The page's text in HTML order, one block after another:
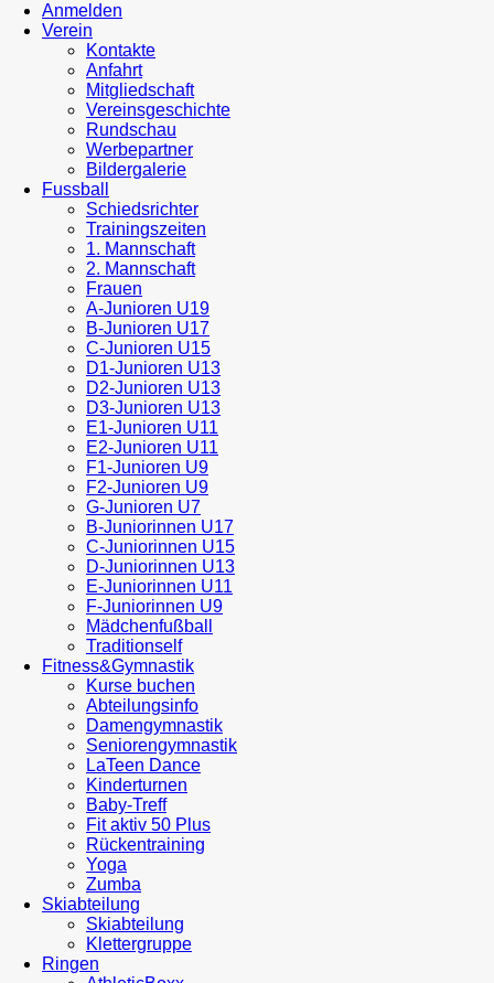
Anmelden
Verein
Kontakte
Anfahrt
Mitgliedschaft
Vereinsgeschichte
Rundschau
Werbepartner
Bildergalerie
Fussball
Schiedsrichter
Trainingszeiten
1. Mannschaft
2. Mannschaft
Frauen
A-Junioren U19
B-Junioren U17
C-Junioren U15
D1-Junioren U13
D2-Junioren U13
D3-Junioren U13
E1-Junioren U11
E2-Junioren U11
F1-Junioren U9
F2-Junioren U9
G-Junioren U7
B-Juniorinnen U17
C-Juniorinnen U15
D-Juniorinnen U13
E-Juniorinnen U11
F-Juniorinnen U9
Mädchenfußball
Traditionself
Fitness&Gymnastik
Kurse buchen
Abteilungsinfo
Damengymnastik
Seniorengymnastik
LaTeen Dance
Kinderturnen
Baby-Treff
Fit aktiv 50 Plus
Rückentraining
Yoga
Zumba
Skiabteilung
Skiabteilung
Klettergruppe
Ringen